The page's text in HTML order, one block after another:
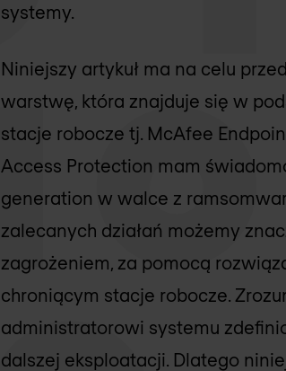
systemy.
Niniejszy artykuł ma na celu
warstwę, która znajduje się w
stacje robocze tj. McAfee
Access Protection mam
generation w walce z
zalecanych działań możemy
zagrożeniem, za pomocą
chroniącym stacje robocze.
administratorowi systemu
dalszej eksploatacji. Dlatego